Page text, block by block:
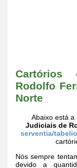
Rodolfo
Norte
Abaixo está a
Judiciais de
serventia/
Nós sempre
devido a